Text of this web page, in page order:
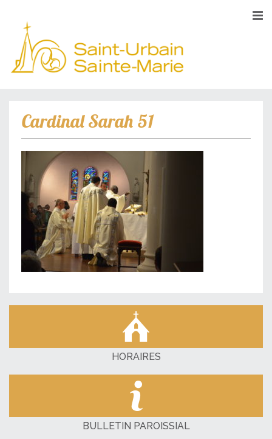
Cardinal Sarah 51
HORAIRES
BULLETIN PAROISSIAL